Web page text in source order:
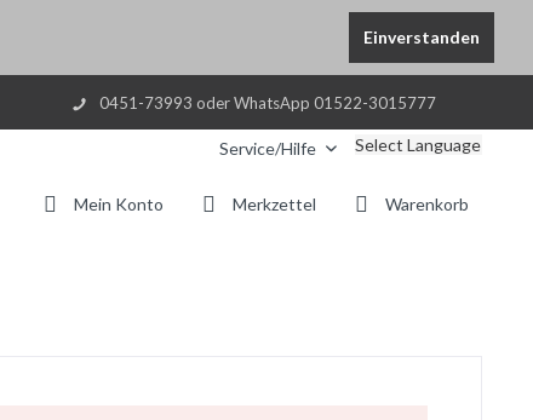
Einverstanden
0451-73993 oder WhatsApp 01522-3015777
Service/Hilfe Select Language
Warenkorb
Merkzettel
Mein Konto